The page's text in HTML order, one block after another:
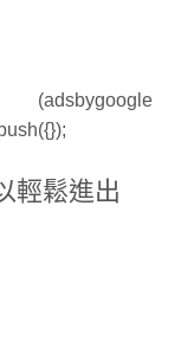
(adsbygoogle
輕鬆進出